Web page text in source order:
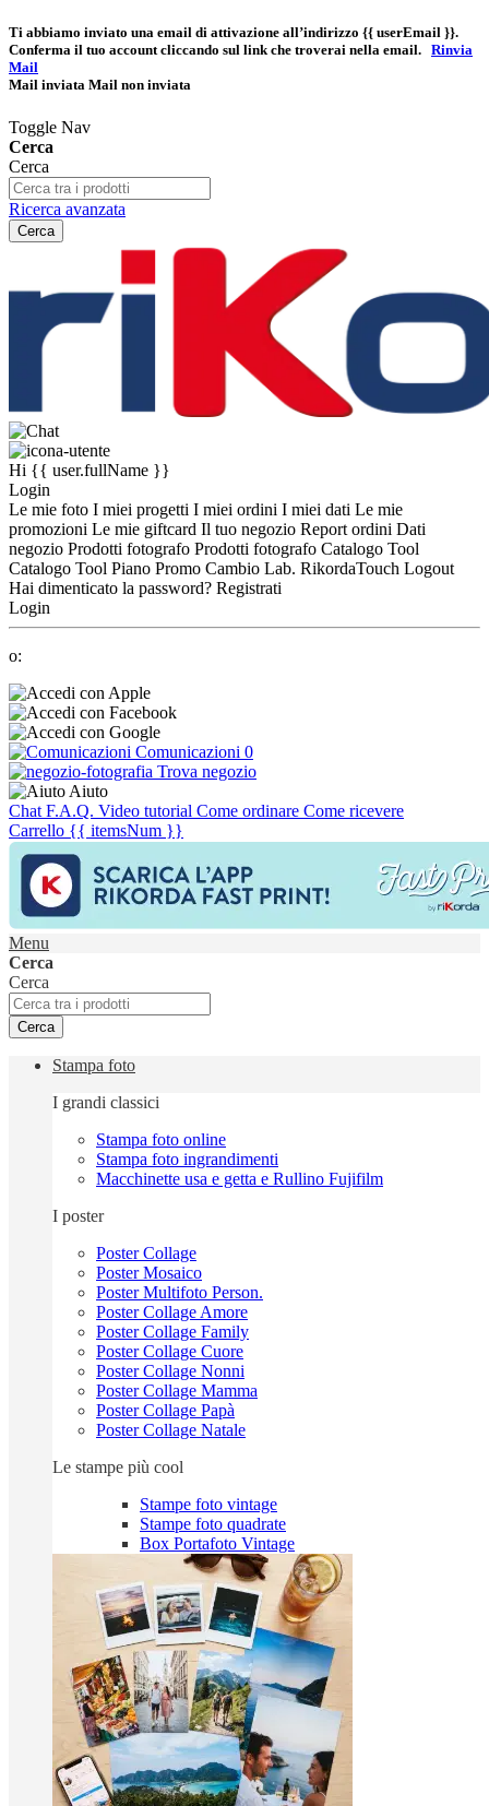
Ti abbiamo inviato una email di attivazione all’indirizzo {{ userEmail }}.
Conferma il tuo account cliccando sul link che troverai nella email. Rinvia
Mail
Mail inviata Mail non inviata
Toggle Nav
Cerca
Cerca
Ricerca avanzata
Cerca
Hi {{ user.fullName }}
Login
Le mie foto I miei progetti I miei ordini I miei dati Le mie
promozioni Le mie giftcard Il tuo negozio Report ordini Dati
negozio Prodotti fotografo Prodotti fotografo Catalogo Tool
Catalogo Tool Piano Promo Cambio Lab. RikordaTouch Logout
Hai dimenticato la password? Registrati
Login
o:
Comunicazioni 0
Trova negozio
Aiuto
Chat F.A.Q. Video tutorial Come ordinare Come ricevere
Carrello {{ itemsNum }}
Menu
Cerca
Cerca
Cerca
Stampa foto
I grandi classici
Stampa foto online
Stampa foto ingrandimenti
Macchinette usa e getta e Rullino Fujifilm
I poster
Poster Collage
Poster Mosaico
Poster Multifoto Person.
Poster Collage Amore
Poster Collage Family
Poster Collage Cuore
Poster Collage Nonni
Poster Collage Mamma
Poster Collage Papà
Poster Collage Natale
Le stampe più cool
Stampe foto vintage
Stampe foto quadrate
Box Portafoto Vintage